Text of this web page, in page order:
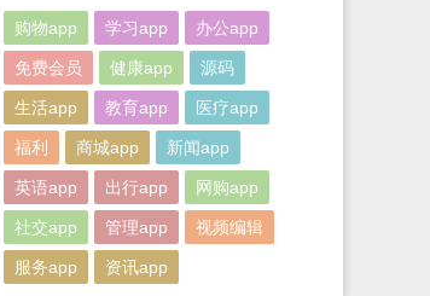
购物app 学习app 办公app
免费会员 健康app 源码
生活app 教育app 医疗app
福利 商城app 新闻app
英语app 出行app 网购app
社交app 管理app 视频编辑
服务app 资讯app